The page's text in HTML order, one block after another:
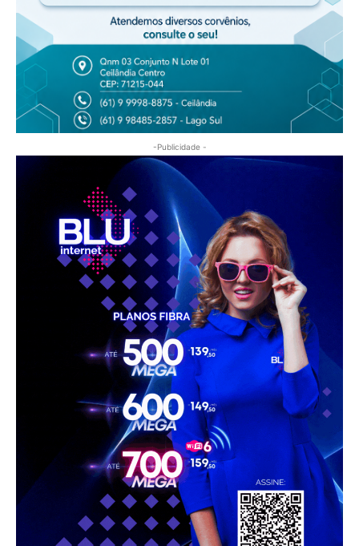
-Publicidade -